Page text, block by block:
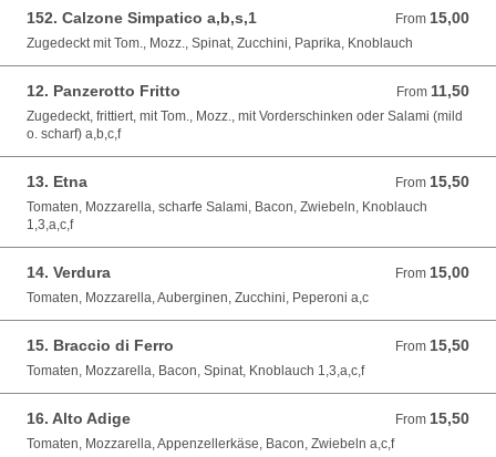
152. Calzone Simpatico a,b,s,1 From 15,00
From 15,00 EUR
Zugedeckt mit Tom., Mozz., Spinat, Zucchini, Paprika, Knoblauch
12. Panzerotto Fritto From 11,50
From 11,50 EUR
Zugedeckt, frittiert, mit Tom., Mozz., mit Vorderschinken oder Salami (mild
o. scharf) a,b,c,f
13. Etna From 15,50
From 15,50 EUR
Tomaten, Mozzarella, scharfe Salami, Bacon, Zwiebeln, Knoblauch
1,3,a,c,f
14. Verdura From 15,00
From 15,00 EUR
Tomaten, Mozzarella, Auberginen, Zucchini, Peperoni a,c
15. Braccio di Ferro From 15,50
From 15,50 EUR
Tomaten, Mozzarella, Bacon, Spinat, Knoblauch 1,3,a,c,f
16. Alto Adige From 15,50
From 15,50 EUR
Tomaten, Mozzarella, Appenzellerkäse, Bacon, Zwiebeln a,c,f